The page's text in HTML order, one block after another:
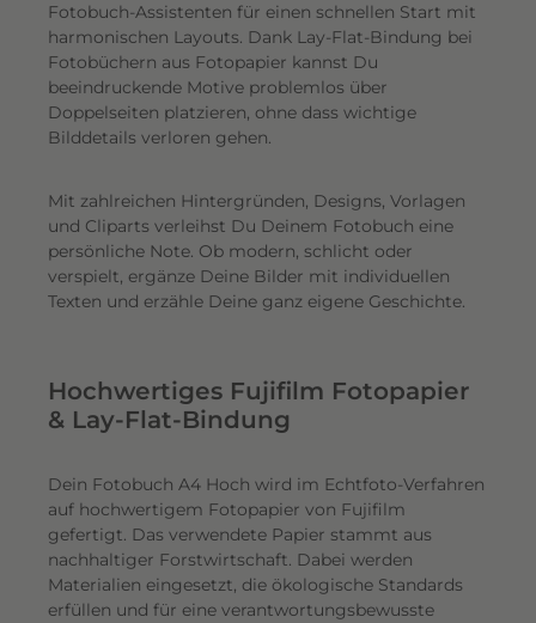
Fotobuch-Assistenten für einen schnellen Start mit
harmonischen Layouts. Dank Lay-Flat-Bindung bei
Fotobüchern aus Fotopapier kannst Du
beeindruckende Motive problemlos über
Doppelseiten platzieren, ohne dass wichtige
Bilddetails verloren gehen.
Mit zahlreichen Hintergründen, Designs, Vorlagen
und Cliparts verleihst Du Deinem Fotobuch eine
persönliche Note. Ob modern, schlicht oder
verspielt, ergänze Deine Bilder mit individuellen
Texten und erzähle Deine ganz eigene Geschichte.
Hochwertiges Fujifilm Fotopapier
& Lay-Flat-Bindung
Dein Fotobuch A4 Hoch wird im Echtfoto-Verfahren
auf hochwertigem Fotopapier von Fujifilm
gefertigt. Das verwendete Papier stammt aus
nachhaltiger Forstwirtschaft. Dabei werden
Materialien eingesetzt, die ökologische Standards
erfüllen und für eine verantwortungsbewusste